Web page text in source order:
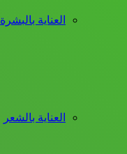
العناية بالبشرة
العناية بالشعر